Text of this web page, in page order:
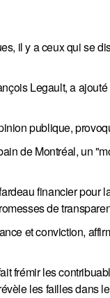
il y a ceux qui se
Legault, a
publique,
de Montréal, un
financier pour
de
et conviction,
frémir les
les failles dans